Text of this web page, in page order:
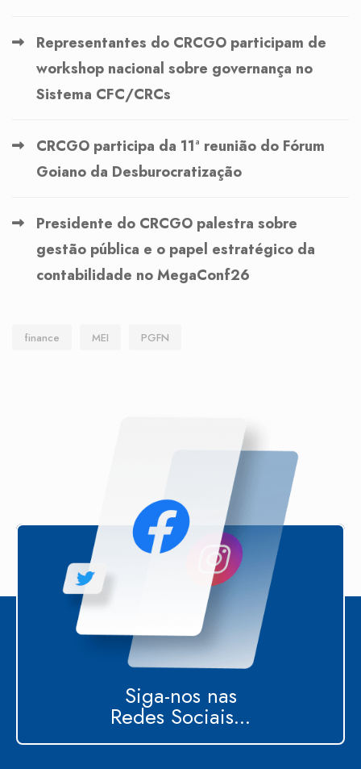
Representantes do CRCGO participam de
workshop nacional sobre governança no
Sistema CFC/CRCs
CRCGO participa da 11ª reunião do Fórum
Goiano da Desburocratização
Presidente do CRCGO palestra sobre
gestão pública e o papel estratégico da
contabilidade no MegaConf26
finance MEI PGFN
Siga-nos nas
Redes Sociais...